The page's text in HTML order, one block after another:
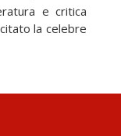
e critica
la celebre